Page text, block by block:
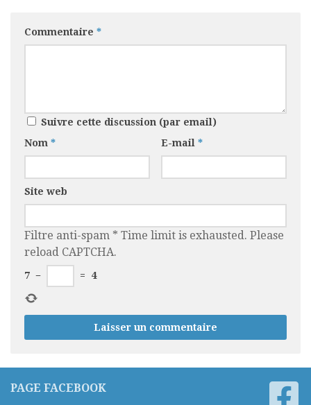
Commentaire *
Suivre cette discussion (par email)
Nom * E-mail *
Site web
Filtre anti-spam * Time limit is exhausted. Please
reload CAPTCHA.
7 − = 4
PAGE FACEBOOK